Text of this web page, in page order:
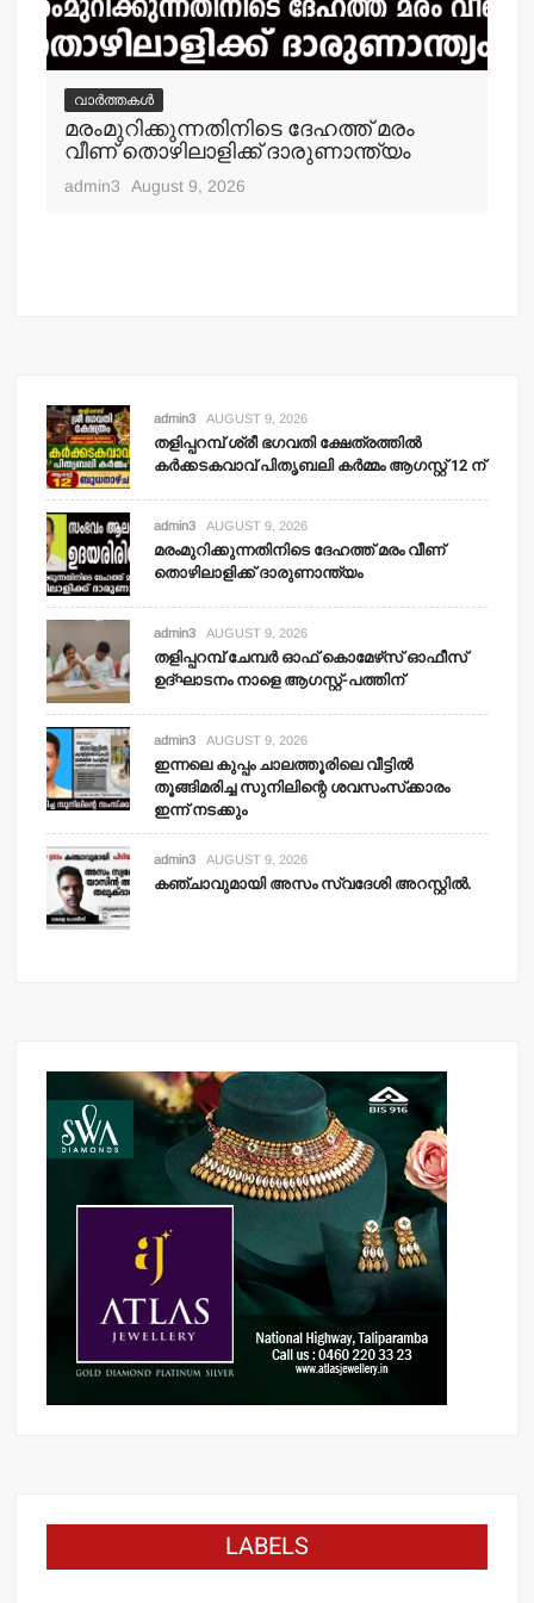
വാർത്തകൾ
മരംമുറിക്കുന്നതിനിടെ ദേഹത്ത് മരം
വീണ് തൊഴിലാളിക്ക് ദാരുണാന്ത്യം
admin3 August 9, 2026
admin3 AUGUST 9, 2026
തളിപ്പറമ്പ് ശ്രീ ഭഗവതി ക്ഷേത്രത്തില്‍
കര്‍ക്കടകവാവ് പിതൃബലി കര്‍മ്മം ആഗസ്റ്റ് 12 ന്
admin3 AUGUST 9, 2026
മരംമുറിക്കുന്നതിനിടെ ദേഹത്ത് മരം വീണ്
തൊഴിലാളിക്ക് ദാരുണാന്ത്യം
admin3 AUGUST 9, 2026
തളിപ്പറമ്പ് ചേമ്പര്‍ ഓഫ് കൊമേഴ്‌സ് ഓഫീസ്
ഉദ്ഘാടനം നാളെ ആഗസ്റ്റ്-പത്തിന്
admin3 AUGUST 9, 2026
ഇന്നലെ കുപ്പം ചാലത്തൂരിലെ വീട്ടില്‍
തൂങ്ങിമരിച്ച സുനിലിന്റെ ശവസംസ്‌ക്കാരം
ഇന്ന് നടക്കും
admin3 AUGUST 9, 2026
കഞ്ചാവുമായി അസം സ്വദേശി അറസ്റ്റില്‍.
LABELS